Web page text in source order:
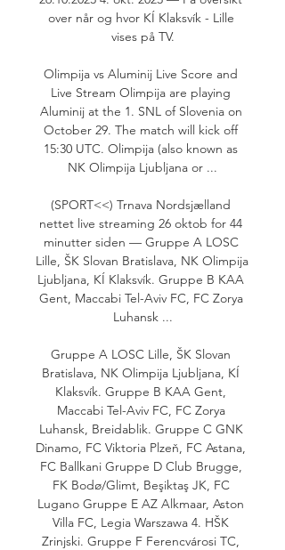
over når og hvor KÍ Klaksvík - Lille
vises på TV.
Olimpija vs Aluminij Live Score and
Live Stream Olimpija are playing
Aluminij at the 1. SNL of Slovenia on
October 29. The match will kick off
15:30 UTC. Olimpija (also known as
NK Olimpija Ljubljana or ...
(SPORT<<) Trnava Nordsjælland
nettet live streaming 26 oktob for 44
minutter siden — Gruppe A LOSC
Lille, ŠK Slovan Bratislava, NK Olimpija
Ljubljana, KÍ Klaksvík. Gruppe B KAA
Gent, Maccabi Tel-Aviv FC, FC Zorya
Luhansk ...
Gruppe A LOSC Lille, ŠK Slovan
Bratislava, NK Olimpija Ljubljana, KÍ
Klaksvík. Gruppe B KAA Gent,
Maccabi Tel-Aviv FC, FC Zorya
Luhansk, Breidablik. Gruppe C GNK
Dinamo, FC Viktoria Plzeň, FC Astana,
FC Ballkani Gruppe D Club Brugge,
FK Bodø/Glimt, Beşiktaş JK, FC
Lugano Gruppe E AZ Alkmaar, Aston
Villa FC, Legia Warszawa 4. HŠK
Zrinjski. Gruppe F Ferencvárosi TC,